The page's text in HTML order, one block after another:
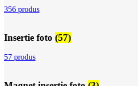
356 produs
Insertie foto (57)
57 produs